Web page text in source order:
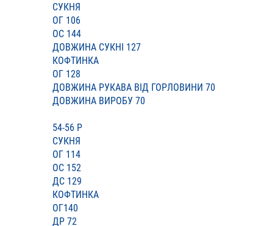
СУКНЯ
ОГ 106
ОС 144
ДОВЖИНА СУКНІ 127
КОФТИНКА
ОГ 128
ДОВЖИНА РУКАВА ВІД ГОРЛОВИНИ 70
ДОВЖИНА ВИРОБУ 70
54-56 Р
СУКНЯ
ОГ 114
ОС 152
ДС 129
КОФТИНКА
ОГ140
ДР 72